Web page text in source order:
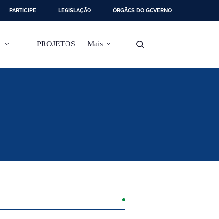
PARTICIPE LEGISLAÇÃO ÓRGÃOS DO GOVERNO
PROJETOS Mais